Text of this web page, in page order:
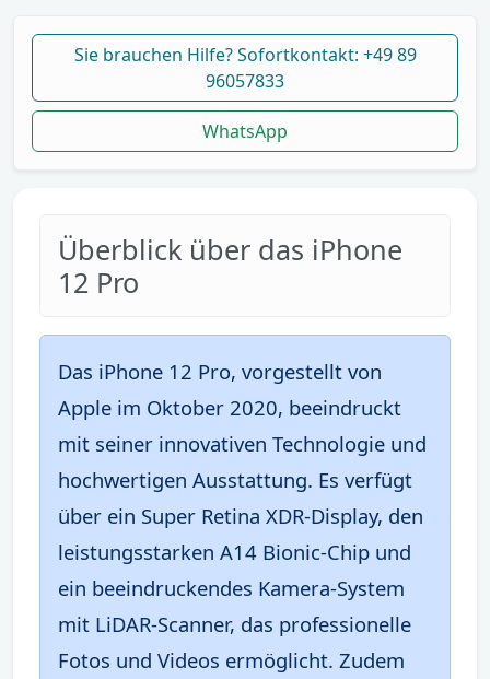
Sie brauchen Hilfe? Sofortkontakt: +49 89
96057833
WhatsApp
Überblick über das iPhone
12 Pro
Das iPhone 12 Pro, vorgestellt von
Apple im Oktober 2020, beeindruckt
mit seiner innovativen Technologie und
hochwertigen Ausstattung. Es verfügt
über ein Super Retina XDR-Display, den
leistungsstarken A14 Bionic-Chip und
ein beeindruckendes Kamera-System
mit LiDAR-Scanner, das professionelle
Fotos und Videos ermöglicht. Zudem